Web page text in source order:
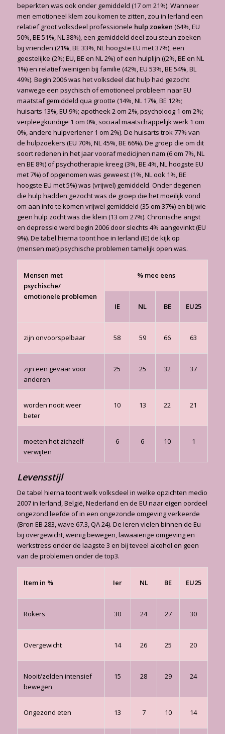
beperkten was ook onder gemiddeld (17 om 21%). Wanneer
men emotioneel klem zou komen te zitten, zou in Ierland een
relatief groot volksdeel professionele hulp zoeken (64%, EU
50%, BE 51%, NL 38%), een gemiddeld deel zou steun zoeken
bij vrienden (21%, BE 33%, NL hoogste EU met 37%), een
geestelijke (2%; EU, BE en NL 2%) of een hulplijn ((2%, BE en NL
1%) en relatief weinigen bij familie (42%, EU 53%, BE 54%, BL
49%). Begin 2006 was het volksdeel dat hulp had gezocht
vanwege een psychisch of emotioneel probleem naar EU
maatstaf gemiddeld qua grootte (14%, NL 17%, BE 12%;
huisarts 13%, EU 9%; apotheek 2 om 2%, psycholoog 1 om 2%;
verpleegkundige 1 om 0%, sociaal maatschappelijk werk 1 om
0%, andere hulpverlener 1 om 2%). De huisarts trok 77% van
de hulpzoekers (EU 70%, NL 45%, BE 66%). De groep die om dit
soort redenen in het jaar vooraf medicijnen nam (6 om 7%, NL
en BE 8%) of psychotherapie kreeg (3%, BE 4%, NL hoogste EU
met 7%) of opgenomen was geweest (1%, NL ook 1%, BE
hoogste EU met 5%) was (vrijwel) gemiddeld. Onder degenen
die hulp hadden gezocht was de groep die het moeilijk vond
om aan info te komen vrijwel gemiddeld (35 om 37%) en bij wie
geen hulp zocht was die klein (13 om 27%). Chronische angst
en depressie werd begin 2006 door slechts 4% aangevinkt (EU
9%). De tabel hierna toont hoe in Ierland (IE) de kijk op
(mensen met) psychische problemen tamelijk open was.
Mensen met
psychische/
emotionele problemen
% mee eens
IE NL BE EU25
zijn onvoorspelbaar 58 59 66 63
zijn een gevaar voor
anderen
25 25 32 37
worden nooit weer
beter
10 13 22 21
moeten het zichzelf
verwijten
6 6 10 1
Levensstijl
De tabel hierna toont welk volksdeel in welke opzichten medio
2007 in Ierland, België, Nederland en de EU naar eigen oordeel
ongezond leefde of in een ongezonde omgeving verkeerde
(Bron EB 283, wave 67.3, QA 24). De Ieren vielen binnen de Eu
bij overgewicht, weinig bewegen, lawaaierige omgeving en
werkstress onder de laagste 3 en bij teveel alcohol en geen
van de problemen onder de top3.
Item in % Ier NL BE EU25
Rokers 30 24 27 30
Overgewicht 14 26 25 20
Nooit/zelden intensief
bewegen
15 28 29 24
Ongezond eten 13 7 10 14